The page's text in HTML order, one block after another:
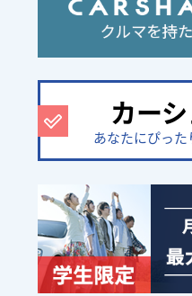
カー
あなたにぴっ